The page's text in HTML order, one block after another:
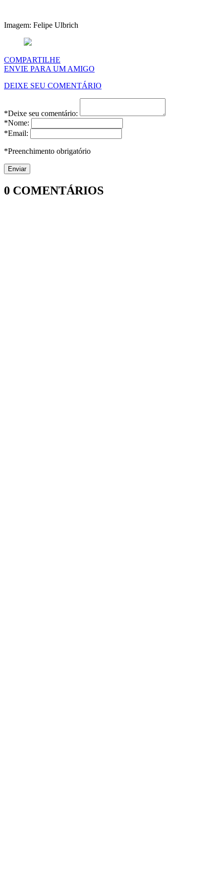
Imagem: Felipe Ulbrich
COMPARTILHE
ENVIE PARA UM AMIGO
DEIXE SEU COMENTÁRIO
*Deixe seu comentário:
*Nome:
*Email:
*Preenchimento obrigatório
0 COMENTÁRIOS